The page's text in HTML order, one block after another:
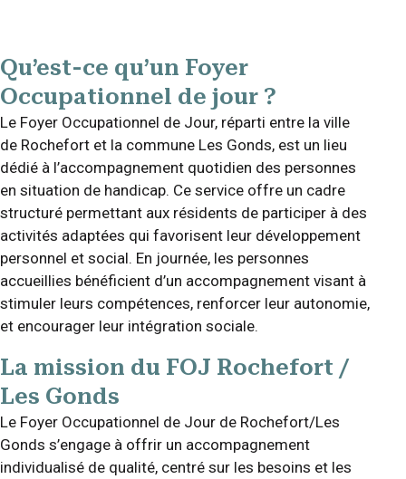
Qu’est-ce qu’un Foyer
Occupationnel de jour ?
Le Foyer Occupationnel de Jour, réparti entre la ville
de Rochefort et la commune Les Gonds, est un lieu
dédié à l’accompagnement quotidien des personnes
en situation de handicap. Ce service offre un cadre
structuré permettant aux résidents de participer à des
activités adaptées qui favorisent leur développement
personnel et social. En journée, les personnes
accueillies bénéficient d’un accompagnement visant à
stimuler leurs compétences, renforcer leur autonomie,
et encourager leur intégration sociale.
La mission du FOJ Rochefort /
Les Gonds
Le Foyer Occupationnel de Jour de Rochefort/Les
Gonds s’engage à offrir un accompagnement
individualisé de qualité, centré sur les besoins et les